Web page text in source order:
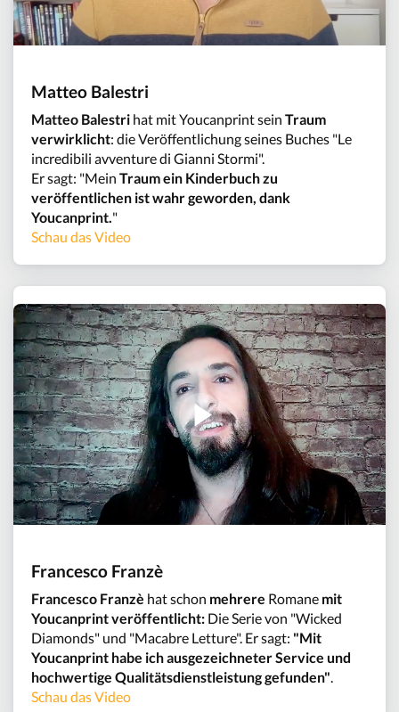
Matteo Balestri
Matteo Balestri hat mit Youcanprint sein Traum
verwirklicht: die Veröffentlichung seines Buches "Le
incredibili avventure di Gianni Stormi".
Er sagt: "Mein Traum ein Kinderbuch zu
veröffentlichen ist wahr geworden, dank
Youcanprint."
Schau das Video
Francesco Franzè
Francesco Franzè hat schon mehrere Romane mit
Youcanprint veröffentlicht: Die Serie von "Wicked
Diamonds" und "Macabre Letture". Er sagt: "Mit
Youcanprint habe ich ausgezeichneter Service und
hochwertige Qualitätsdienstleistung gefunden".
Schau das Video